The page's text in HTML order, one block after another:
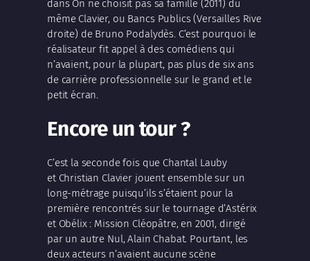
dans On ne choisit pas sa famille (2011) du
même Clavier, ou Bancs Publics (Versailles Rive
droite) de Bruno Podalydès. C’est pourquoi le
réalisateur fit appel à des comédiens qui
n’avaient, pour la plupart, pas plus de six ans
de carrière professionnelle sur le grand et le
petit écran.
Encore un tour ?
C’est la seconde fois que Chantal Lauby
et Christian Clavier jouent ensemble sur un
long-métrage puisqu’ils s’étaient pour la
première rencontrés sur le tournage d’Astérix
et Obélix : Mission Cléopâtre, en 2001, dirigé
par un autre Nul, Alain Chabat. Pourtant, les
deux acteurs n’avaient aucune scène